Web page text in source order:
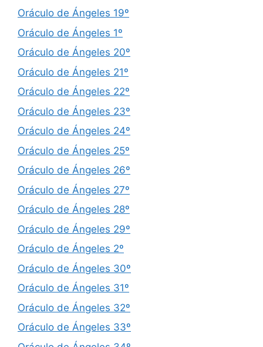
Oráculo de Ángeles 19º
Oráculo de Ángeles 1º
Oráculo de Ángeles 20º
Oráculo de Ángeles 21º
Oráculo de Ángeles 22º
Oráculo de Ángeles 23º
Oráculo de Ángeles 24º
Oráculo de Ángeles 25º
Oráculo de Ángeles 26º
Oráculo de Ángeles 27º
Oráculo de Ángeles 28º
Oráculo de Ángeles 29º
Oráculo de Ángeles 2º
Oráculo de Ángeles 30º
Oráculo de Ángeles 31º
Oráculo de Ángeles 32º
Oráculo de Ángeles 33º